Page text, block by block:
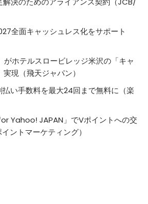
全面キャッシュレス化をサポート
がホテルスロービレッジ米沢の「キャ
現（飛天ジャパン）
い手数料を最大24回まで無料に（楽
Yahoo! JAPAN」でVポイントへの交
ントマーケティング）